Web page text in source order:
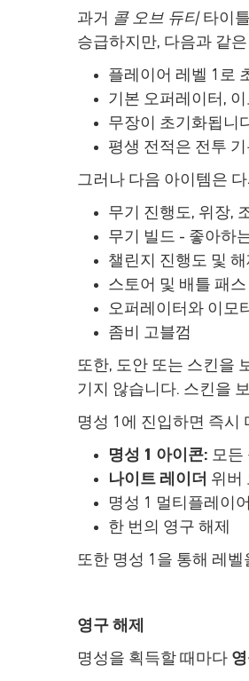
과거 콜 오브 듀티 타이
승급하지만, 다음과 같
플레이어 레벨 1로
기본 오퍼레이터,
무장이 초기화됩니
평생 전적은 전투
그러나 다음 아이템은
무기 진행도, 위장,
무기 빌드 - 좋아하
챌린지 진행도 및 해
스토어 및 배틀 패
오퍼레이터와 이모
좀비 고블껌
또한, 도안 또는 스킨을
기지 않습니다. 스킨을
명성 1에 진입하면 즉시
명성 1 아이콘: 모든
나이트 레이더 위버
명성 1 멀티플레이
한 번의 영구 해제
또한 명성 1을 통해 레
영구 해제
명성을 획득할 때마다